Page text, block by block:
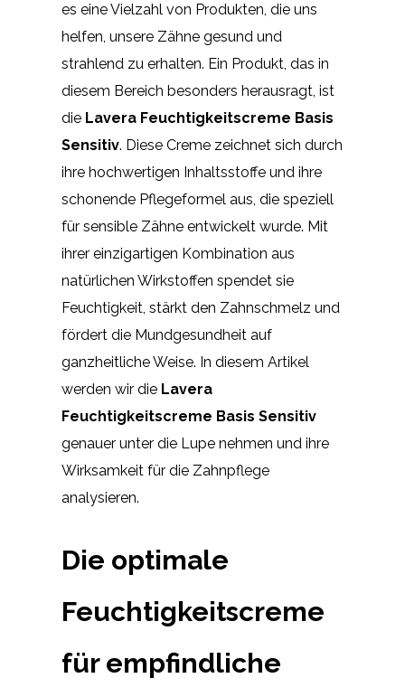
es eine Vielzahl von Produkten, die uns
helfen, unsere Zähne gesund und
strahlend zu erhalten. Ein Produkt, das in
diesem Bereich besonders herausragt, ist
die Lavera Feuchtigkeitscreme Basis
Sensitiv. Diese Creme zeichnet sich durch
ihre hochwertigen Inhaltsstoffe und ihre
schonende Pflegeformel aus, die speziell
für sensible Zähne entwickelt wurde. Mit
ihrer einzigartigen Kombination aus
natürlichen Wirkstoffen spendet sie
Feuchtigkeit, stärkt den Zahnschmelz und
fördert die Mundgesundheit auf
ganzheitliche Weise. In diesem Artikel
werden wir die Lavera
Feuchtigkeitscreme Basis Sensitiv
genauer unter die Lupe nehmen und ihre
Wirksamkeit für die Zahnpflege
analysieren.
Die optimale
Feuchtigkeitscreme
für empfindliche